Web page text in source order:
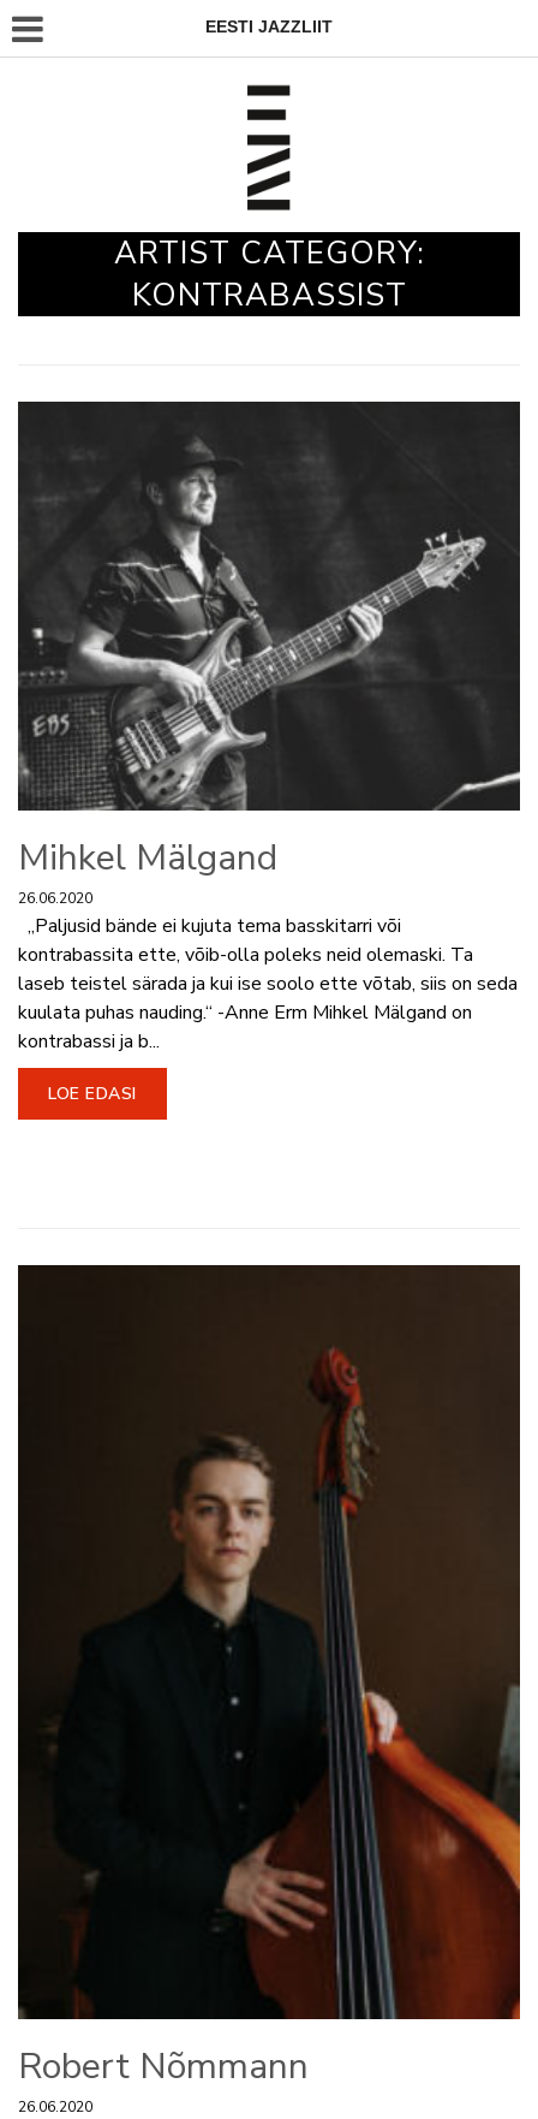
EESTI JAZZLIIT
ARTIST CATEGORY:
KONTRABASSIST
Mihkel Mälgand
26.06.2020
„Paljusid bände ei kujuta tema basskitarri või
kontrabassita ette, võib-olla poleks neid olemaski. Ta
laseb teistel särada ja kui ise soolo ette võtab, siis on seda
kuulata puhas nauding.“ -Anne Erm Mihkel Mälgand on
kontrabassi ja b...
LOE EDASI
Robert Nõmmann
26.06.2020